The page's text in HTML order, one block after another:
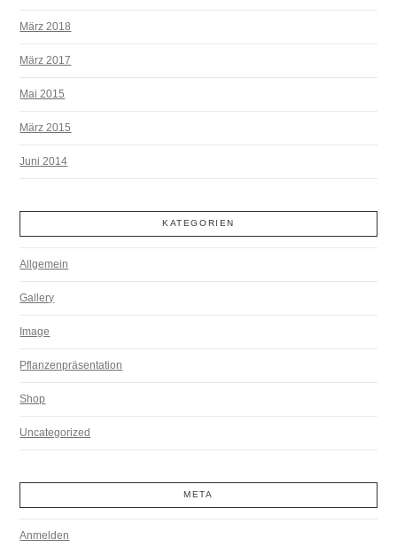
März 2018
März 2017
Mai 2015
März 2015
Juni 2014
KATEGORIEN
Allgemein
Gallery
Image
Pflanzenpräsentation
Shop
Uncategorized
META
Anmelden